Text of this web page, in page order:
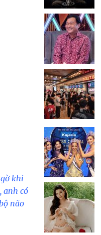
khi
anh có
não